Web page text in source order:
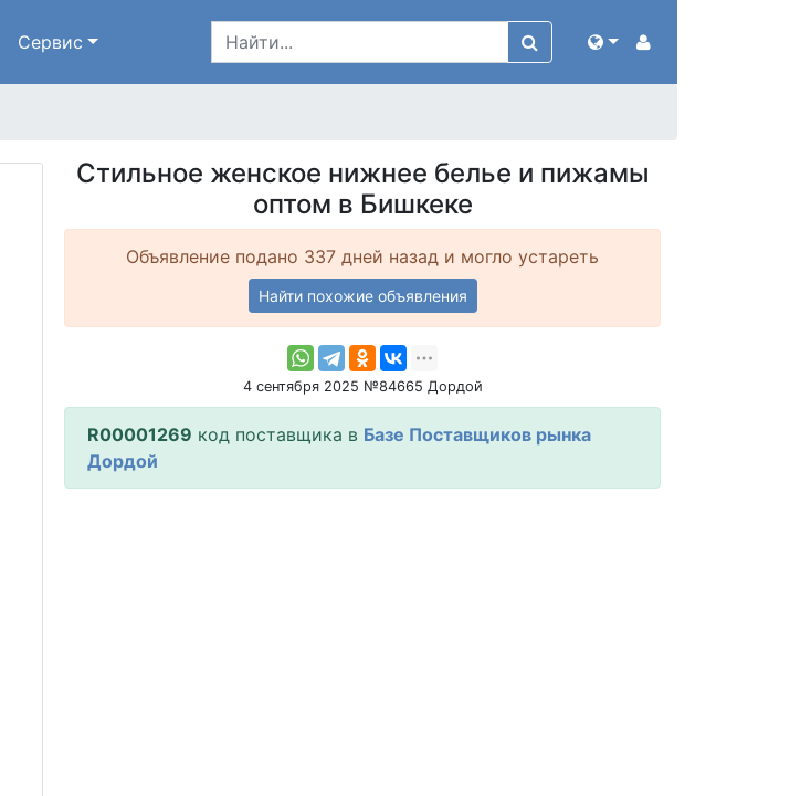
Сервис
Стильное женское нижнее белье и пижамы
оптом в Бишкеке
Объявление подано 337 дней назад и могло устареть
Найти похожие объявления
4 сентября 2025 №84665 Дордой
R00001269 код поставщика в Базе Поставщиков рынка
Дордой